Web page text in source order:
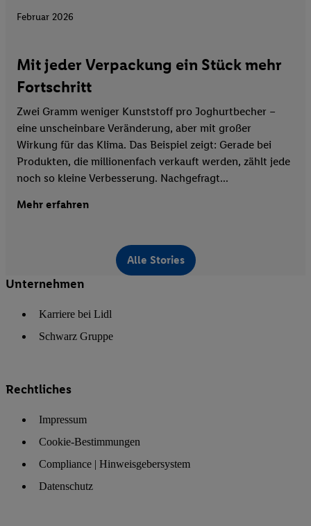
Februar 2026
Mit jeder Verpackung ein Stück mehr
Fortschritt
Zwei Gramm weniger Kunststoff pro Joghurtbecher –
eine unscheinbare Veränderung, aber mit großer
Wirkung für das Klima. Das Beispiel zeigt: Gerade bei
Produkten, die millionenfach verkauft werden, zählt jede
noch so kleine Verbesserung. Nachgefragt...
Mehr erfahren
Alle Stories
Unternehmen
Karriere bei Lidl
Schwarz Gruppe
Rechtliches
Impressum
Cookie-Bestimmungen
Compliance | Hinweisgebersystem
Datenschutz